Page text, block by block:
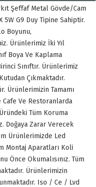
Şeffaf Metal Gövde/Cam
G9 Duy Tipine Sahiptir.
Boyunu,
Ürünlerimiz İki Yıl
Boya Ve Kaplama
Sınıftır. Ürünlerimiz
Çıkmaktadır.
Ürünlerimizin Tamamı
Ve Restoranlarda
Tüm Koruma
Doğaya Zarar Verecek
Ürünlerimizde Led
Montaj Aparatları Koli
Önce Okumalısınız. Tüm
Ürünlerimizin
Iso / Ce / Lvd